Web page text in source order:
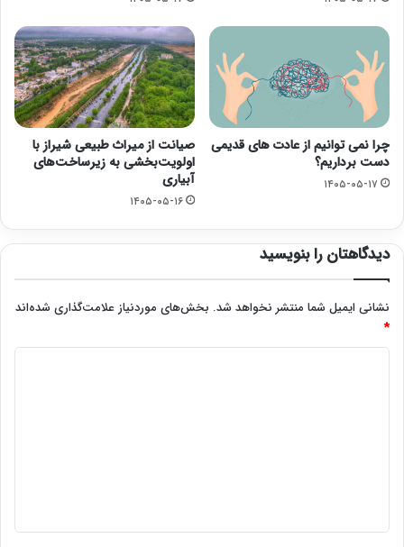
چرا نمی توانیم از عادت های قدیمی
دست برداریم؟
۱۴۰۵-۰۵-۱۷
صیانت از میراث طبیعی شیراز با
اولویت‌بخشی به زیرساخت‌های
آبیاری
۱۴۰۵-۰۵-۱۶
دیدگاهتان را بنویسید
نشانی ایمیل شما منتشر نخواهد شد. بخش‌های موردنیاز علامت‌گذاری شده‌اند
*